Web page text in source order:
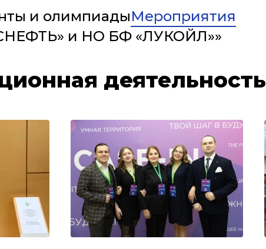
и олимпиадыМероприятия
и НО БФ «ЛУКОЙЛ»»
деятельность